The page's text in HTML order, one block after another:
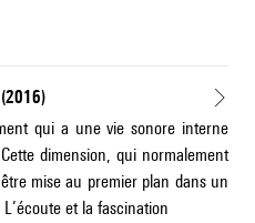
qui a une vie sonore interne
dimension, qui normalement
mise au premier plan dans un
et la fascination